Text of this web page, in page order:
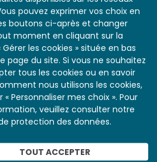
pouvez exprimer vos choix en
boutons ci-après et changer
moment en cliquant sur la
Gérer les cookies » située en bas
page du site. Si vous ne souhaitez
tous les cookies ou en savoir
nous utilisons les cookies,
« Personnaliser mes choix ». Pour
veuillez consulter notre
protection des données.
TOUT ACCEPTER
l’image
3153 œuvres,1748études
explore les événements de
les évolutions majeures de la
des peintures, dessins,
affiches,
nos études proposent un